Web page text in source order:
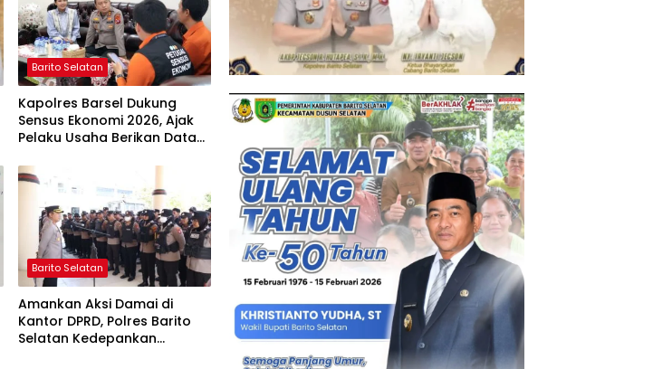
Barito Selatan
Kapolres Barsel Dukung
Sensus Ekonomi 2026, Ajak
Pelaku Usaha Berikan Data
Barito Selatan
Amankan Aksi Damai di
Kantor DPRD, Polres Barito
Selatan Kedepankan